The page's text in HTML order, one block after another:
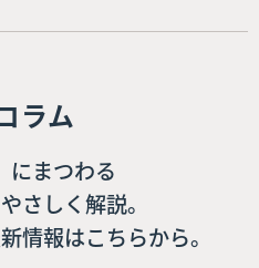
ラム
にまつわる
さしく解説。
情報はこちらから。